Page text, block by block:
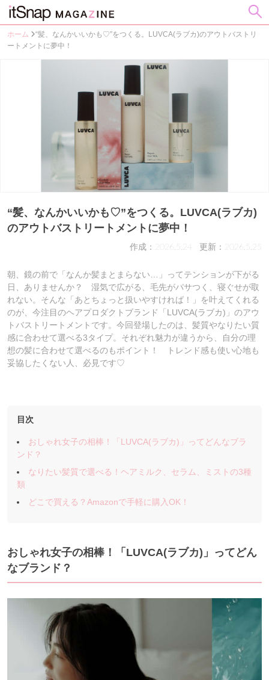
ホーム
“髪、なんかいいかも♡”をつくる。LUVCA(ラブカ)のアウトバストリ
ートメントに夢中！
“髪、なんかいいかも♡”をつくる。LUVCA(ラブカ)
のアウトバストリートメントに夢中！
作成：2026.5.24 更新：2026.5.25
朝、鏡の前で「なんか髪まとまらない…」ってテンションが下がる
日、ありませんか？ 湿気で広がる、毛先がパサつく、寝ぐせが取
れない。そんな「あとちょっと扱いやすければ！」を叶えてくれる
のが、今注目のヘアプロダクトブランド「LUVCA(ラブカ)」のアウ
トバストリートメントです。今回登場したのは、髪質やなりたい質
感に合わせて選べる3タイプ。それぞれ魅力が違うから、自分の理
想の髪に合わせて選べるのもポイント！ トレンド感も使い心地も
妥協したくない人、必見です♡
目次
おしゃれ女子の相棒！「LUVCA(ラブカ)」ってどんなブラ
ンド？
なりたい髪質で選べる！ヘアミルク、セラム、ミストの3種
類
どこで買える？Amazonで手軽に購入OK！
おしゃれ女子の相棒！「LUVCA(ラブカ)」ってどん
なブランド？